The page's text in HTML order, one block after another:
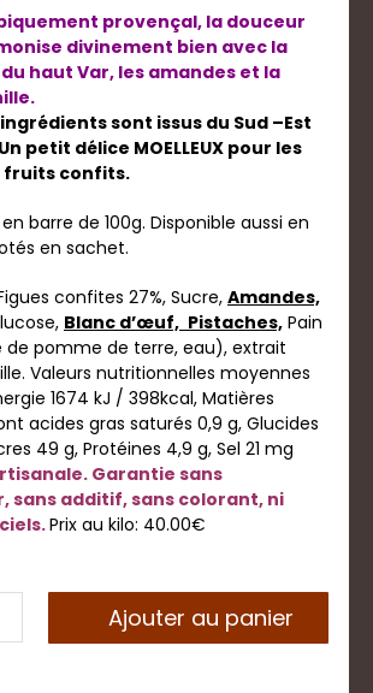
provençal, la douceur
divinement bien avec la
haut Var, les amandes et la
sont issus du Sud –Est
petit délice MOELLEUX pour les
fruits confits.
barre de 100g. Disponible aussi en
en sachet.
confites 27%, Sucre, Amandes,
Blanc d’œuf, Pistaches, Pain
de pomme de terre, eau), extrait
Valeurs nutritionnelles moyennes
1674 kJ / 398kcal, Matières
acides gras saturés 0,9 g, Glucides
49 g, Protéines 4,9 g, Sel 21 mg
Garantie sans
sans additif, sans colorant, ni
Prix au kilo: 40.00€
Ajouter au panier